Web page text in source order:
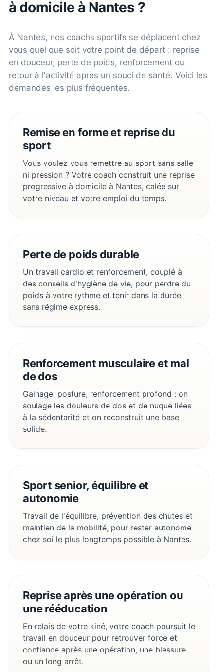
à domicile à Nantes ?
À Nantes, nos coachs sportifs se déplacent chez
vous quel que soit votre point de départ : reprise
en douceur, perte de poids, renforcement ou
retour à l'activité après un souci de santé. Voici les
demandes les plus fréquentes.
Remise en forme et reprise du
sport
Vous voulez vous remettre au sport sans salle
ni pression ? Votre coach construit une reprise
progressive à domicile à Nantes, calée sur
votre niveau et votre emploi du temps.
Perte de poids durable
Un travail cardio et renforcement, couplé à
des conseils d'hygiène de vie, pour perdre du
poids à votre rythme et tenir dans la durée,
sans régime express.
Renforcement musculaire et mal
de dos
Gainage, posture, renforcement profond : on
soulage les douleurs de dos et de nuque liées
à la sédentarité et on reconstruit une base
solide.
Sport senior, équilibre et
autonomie
Travail de l'équilibre, prévention des chutes et
maintien de la mobilité, pour rester autonome
chez soi le plus longtemps possible à Nantes.
Reprise après une opération ou
une rééducation
En relais de votre kiné, votre coach poursuit le
travail en douceur pour retrouver force et
confiance après une opération, une blessure
ou un long arrêt.